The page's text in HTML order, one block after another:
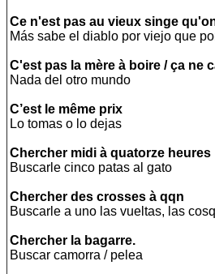
Ce n'est pas au vieux singe
Más sabe el diablo por viejo que
C'est pas la mère à boire / ça ne
Nada del otro mundo
C’est le même prix
Lo tomas o lo dejas
Chercher midi à quatorze heures
Buscarle cinco patas al gato
Chercher des crosses à qqn
Buscarle a uno las vueltas, las
Chercher la bagarre.
Buscar camorra / pelea